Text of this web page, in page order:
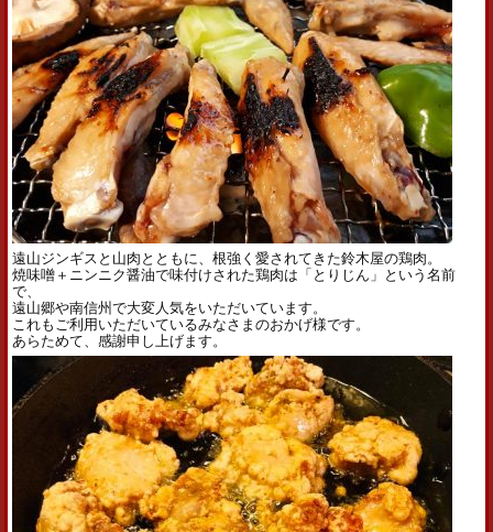
遠山ジンギスと山肉とともに、根強く愛されてきた鈴木屋の鶏肉。
焼味噌＋ニンニク醤油で味付けされた鶏肉は「とりじん」 という名前
で、
遠山郷や南信州で大変人気をいただいています。
これもご利用いただいているみなさまのおかげ様です。
あらためて、感謝申し上げます。